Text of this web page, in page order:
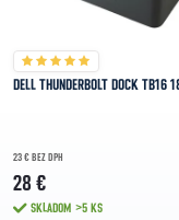
DELL THUNDERBOLT DOCK TB16
23 € BEZ DPH
28 €
SKLADOM >5 KS